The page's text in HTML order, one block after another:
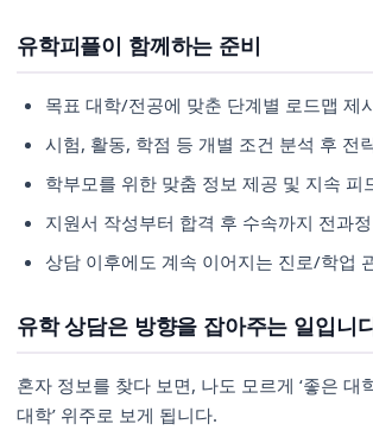
유학피플이 함께하는 준비
목표 대학/전공에 맞춘 단계별 로드맵 제
시험, 활동, 학점 등 개별 조건 분석 후 전
학부모를 위한 맞춤 정보 제공 및 지속 피
지원서 작성부터 합격 후 수속까지 전과
상담 이후에도 계속 이어지는 진로/학업
유학 상담은 방향을 잡아주는 일입니
혼자 정보를 찾다 보면, 나도 모르게 ‘좋은 대
대학’ 위주로 보게 됩니다.